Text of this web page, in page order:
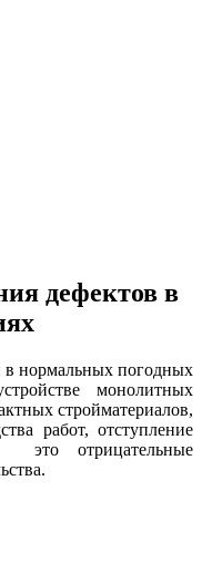
дефектов в
в нормальных погодных
монолитных
стройматериалов,
работ, отступление
отрицательные